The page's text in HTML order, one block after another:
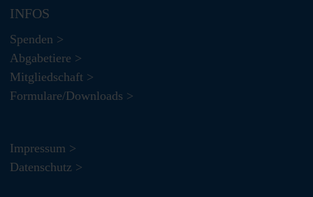
INFOS
Spenden >
Abgabetiere >
Mitgliedschaft >
Formulare/Downloads >
Impressum >
Datenschutz >